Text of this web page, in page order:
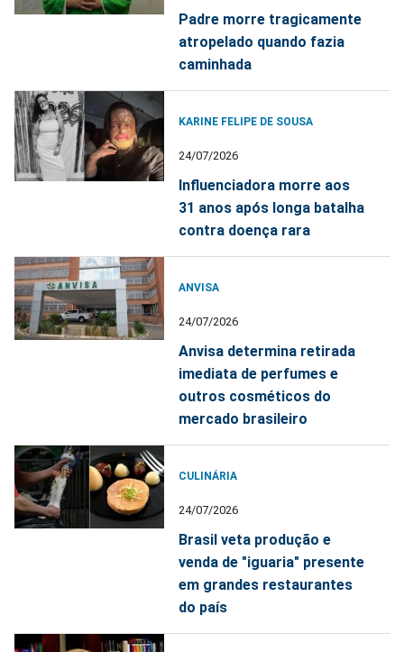
Padre morre tragicamente
atropelado quando fazia
caminhada
KARINE FELIPE DE SOUSA
24/07/2026
Influenciadora morre aos
31 anos após longa batalha
contra doença rara
ANVISA
24/07/2026
Anvisa determina retirada
imediata de perfumes e
outros cosméticos do
mercado brasileiro
CULINÁRIA
24/07/2026
Brasil veta produção e
venda de "iguaria" presente
em grandes restaurantes
do país